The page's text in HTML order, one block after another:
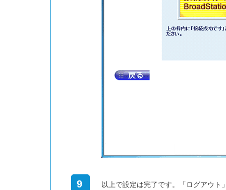
9 以上で設定は完了です。「ログアウト